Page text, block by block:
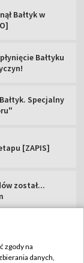
Bałtyk w
Bałtyku
Specjalny
[ZAPIS]
został...
zgody na
danych,